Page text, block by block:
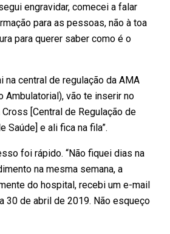
engravidar, comecei a falar
para as pessoas, não à toa
para querer saber como é o
na central de regulação da AMA
Ambulatorial), vão te inserir no
[Central de Regulação de
Saúde] e ali fica na fila”.
foi rápido. “Não fiquei dias na
na mesma semana, a
do hospital, recebi um e-mail
30 de abril de 2019. Não esqueço